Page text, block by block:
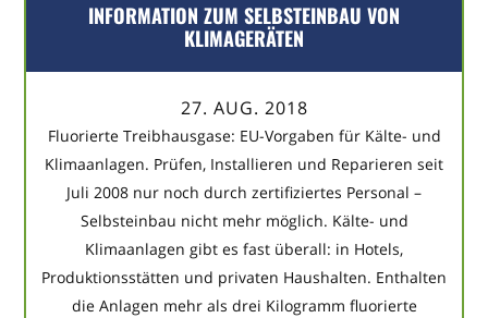
INFORMATION ZUM SELBSTEINBAU VON
KLIMAGERÄTEN
27. AUG. 2018
Fluorierte Treibhausgase: EU-Vorgaben für Kälte- und
Klimaanlagen. Prüfen, Installieren und Reparieren seit
Juli 2008 nur noch durch zertifiziertes Personal –
Selbsteinbau nicht mehr möglich. Kälte- und
Klimaanlagen gibt es fast überall: in Hotels,
Produktionsstätten und privaten Haushalten. Enthalten
die Anlagen mehr als drei Kilogramm fluorierte